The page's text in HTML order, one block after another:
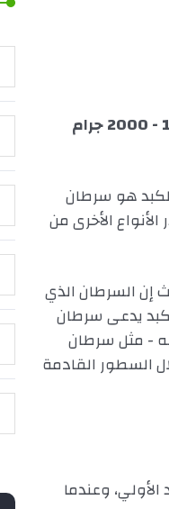
هو سرطان
الأنواع الأخرى من
إن السرطان الذي
يدعى سرطان
- مثل سرطان
السطور القادمة
وعندما